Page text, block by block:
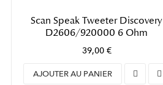
Scan Speak Tweeter Discovery
D2606/920000 6 Ohm
39,00 €
AJOUTER AU PANIER